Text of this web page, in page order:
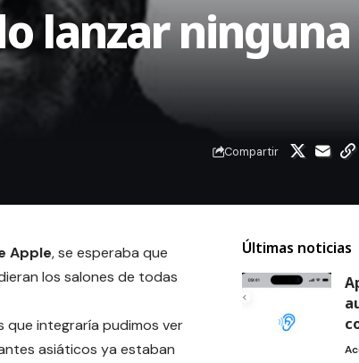
lanzar ninguna
Compartir
Apple, se esperaba que
los salones de todas
que integraría pudimos ver
asiáticos ya estaban
Últimas noticias